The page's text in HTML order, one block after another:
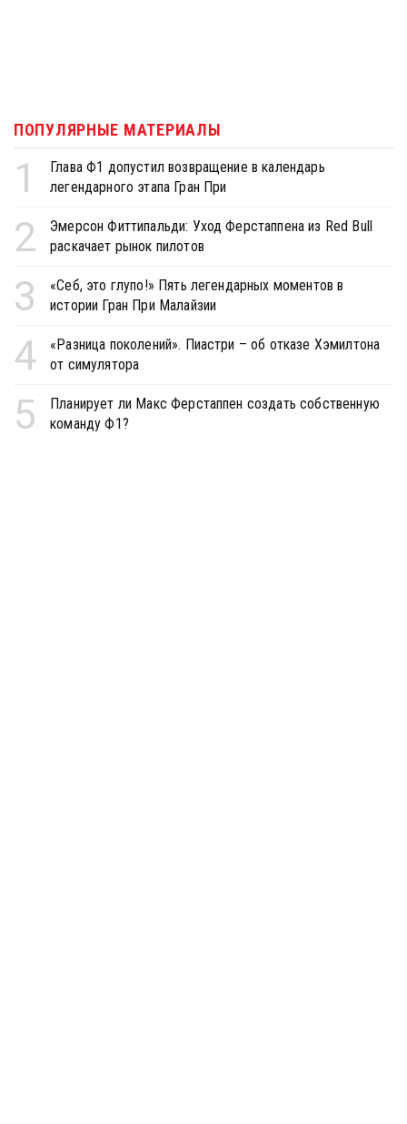
ПОПУЛЯРНЫЕ МАТЕРИАЛЫ
1
Глава Ф1 допустил возвращение в календарь
легендарного этапа Гран При
2
Эмерсон Фиттипальди: Уход Ферстаппена из Red Bull
раскачает рынок пилотов
3
«Себ, это глупо!» Пять легендарных моментов в
истории Гран При Малайзии
4
«Разница поколений». Пиастри – об отказе Хэмилтона
от симулятора
5
Планирует ли Макс Ферстаппен создать собственную
команду Ф1?